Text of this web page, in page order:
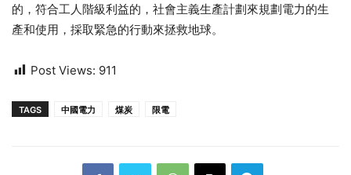
的，符合工人階級利益的，社會主義生產計劃來規劃電力的生
產和使用，採取緊急的行動來拯救地球。
Post Views: 911
TAGS 中國電力 煤炭 限電